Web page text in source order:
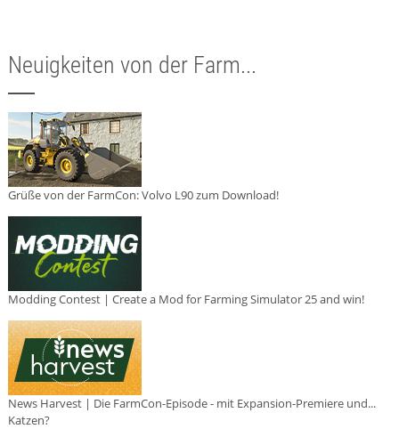
Neuigkeiten von der Farm...
Grüße von der FarmCon: Volvo L90 zum Download!
Modding Contest | Create a Mod for Farming Simulator 25 and win!
News Harvest | Die FarmCon-Episode - mit Expansion-Premiere und...
Katzen?